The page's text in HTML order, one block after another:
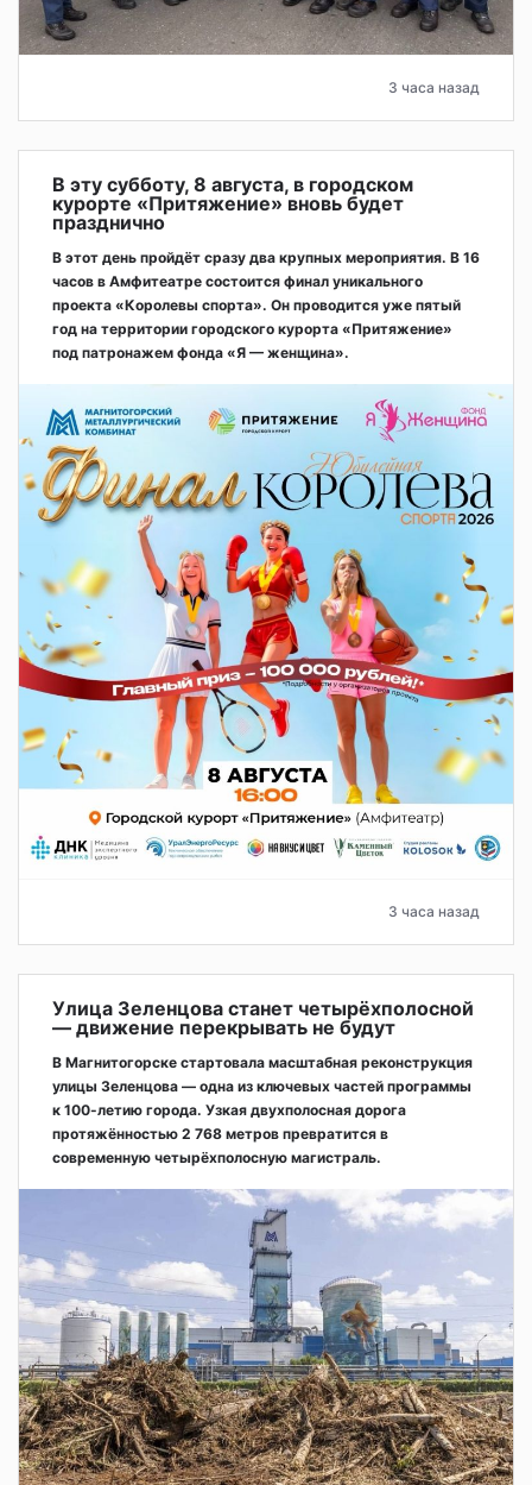
3 часа назад
В эту субботу, 8 августа, в городском
курорте «Притяжение» вновь будет
празднично
В этот день пройдёт сразу два крупных мероприятия. В 16
часов в Амфитеатре состоится финал уникального
проекта «Королевы спорта». Он проводится уже пятый
год на территории городского курорта «Притяжение»
под патронажем фонда «Я — женщина».
3 часа назад
Улица Зеленцова станет четырёхполосной
— движение перекрывать не будут
В Магнитогорске стартовала масштабная реконструкция
улицы Зеленцова — одна из ключевых частей программы
к 100-летию города. Узкая двухполосная дорога
протяжённостью 2 768 метров превратится в
современную четырёхполосную магистраль.